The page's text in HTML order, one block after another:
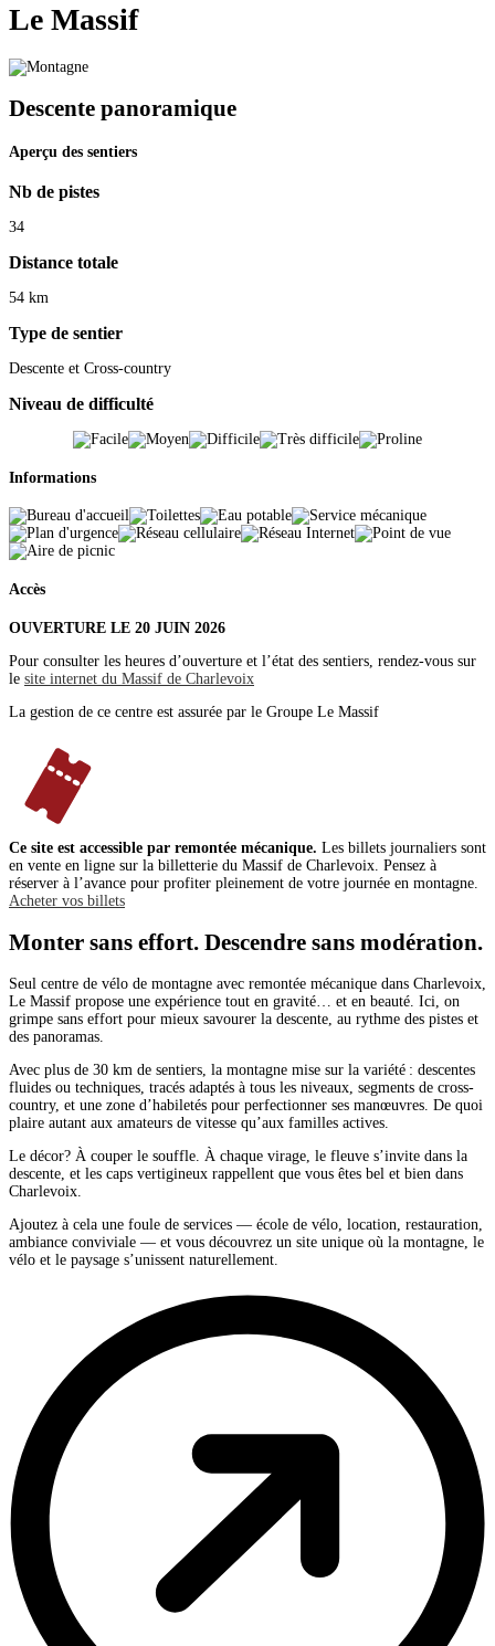
Le Massif
Descente panoramique
Aperçu des sentiers
Nb de pistes
34
Distance totale
54 km
Type de sentier
Descente et Cross-country
Niveau de difficulté
Informations
Accès
OUVERTURE LE 20 JUIN 2026
Pour consulter les heures d’ouverture et l’état des sentiers, rendez-vous sur
le site internet du Massif de Charlevoix
La gestion de ce centre est assurée par le Groupe Le Massif
Ce site est accessible par remontée mécanique. Les billets journaliers sont
en vente en ligne sur la billetterie du Massif de Charlevoix. Pensez à
réserver à l’avance pour profiter pleinement de votre journée en montagne.
Acheter vos billets
Monter sans effort. Descendre sans modération.
Seul centre de vélo de montagne avec remontée mécanique dans Charlevoix,
Le Massif propose une expérience tout en gravité… et en beauté. Ici, on
grimpe sans effort pour mieux savourer la descente, au rythme des pistes et
des panoramas.
Avec plus de 30 km de sentiers, la montagne mise sur la variété : descentes
fluides ou techniques, tracés adaptés à tous les niveaux, segments de cross-
country, et une zone d’habiletés pour perfectionner ses manœuvres. De quoi
plaire autant aux amateurs de vitesse qu’aux familles actives.
Le décor? À couper le souffle. À chaque virage, le fleuve s’invite dans la
descente, et les caps vertigineux rappellent que vous êtes bel et bien dans
Charlevoix.
Ajoutez à cela une foule de services — école de vélo, location, restauration,
ambiance conviviale — et vous découvrez un site unique où la montagne, le
vélo et le paysage s’unissent naturellement.